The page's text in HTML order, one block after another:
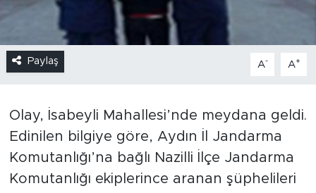
Paylaş A- A+
Olay, İsabeyli Mahallesi’nde meydana geldi.
Edinilen bilgiye göre, Aydın İl Jandarma
Komutanlığı’na bağlı Nazilli İlçe Jandarma
Komutanlığı ekiplerince aranan şüphelileri